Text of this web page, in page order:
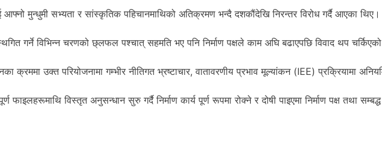
मुन्धुमी सभ्यता र सांस्कृतिक पहिचानमाथिको अतिक्रमण भन्दै दशकौंदेखि निरन्तर विरोध गर्दै आएका थिए।
गर्ने विभिन्न चरणको छ्लफल पश्चात् सहमति भए पनि निर्माण पक्षले काम अघि बढाएपछि विवाद थप
क्रममा उक्त परियोजनामा गम्भीर नीतिगत भ्रष्टाचार, वातावरणीय प्रभाव मूल्यांकन (IEE) प्रक्रियामा
फाइलहरूमाथि विस्तृत अनुसन्धान सुरु गर्दै निर्माण कार्य पूर्ण रूपमा रोक्ने र दोषी पाइएमा निर्माण पक्ष तथा